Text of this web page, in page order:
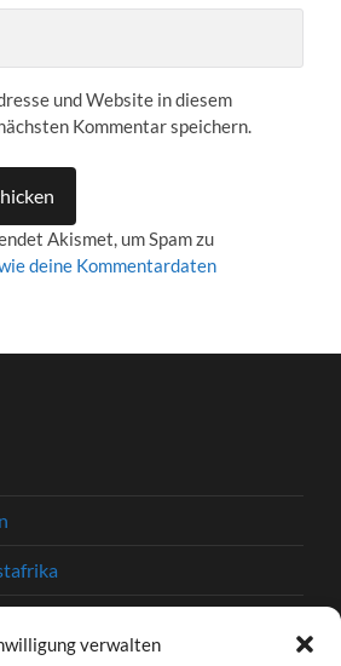
verwalten
und Website in diesem
Kommentar speichern.
Akismet, um Spam zu
deine Kommentardaten